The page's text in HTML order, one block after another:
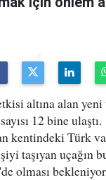
altına alan
12 bine
kentindeki Türk
taşıyan uçağın
olması